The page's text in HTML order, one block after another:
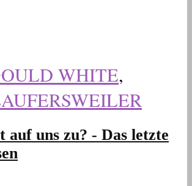
WHITE,
auf uns zu? - Das letzte